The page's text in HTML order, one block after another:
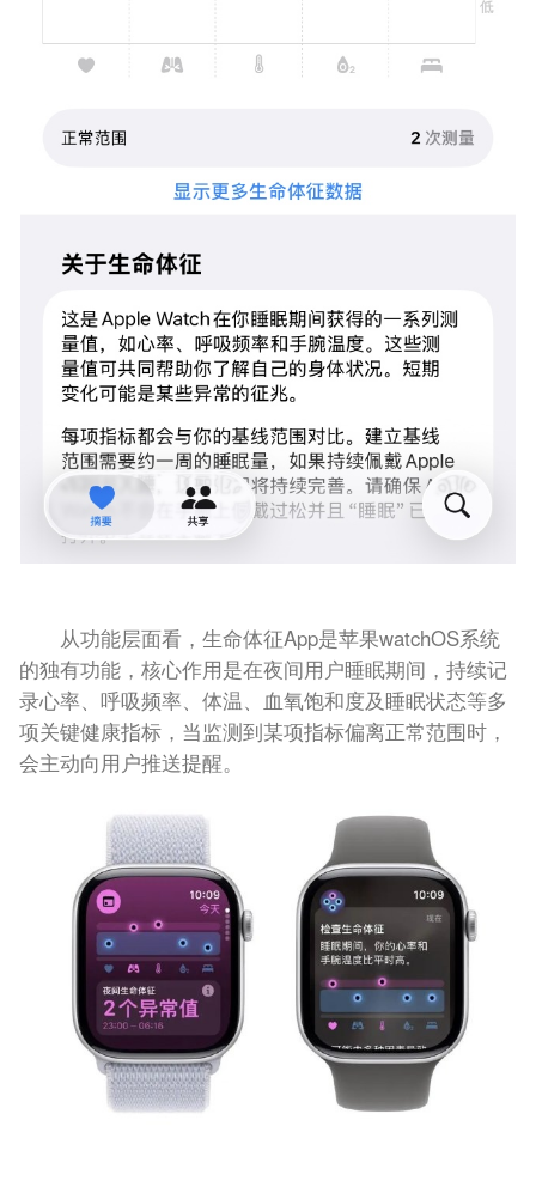
从功能层面看，生命体征App是苹果watchOS系统
的独有功能，核心作用是在夜间用户睡眠期间，持续记
录心率、呼吸频率、体温、血氧饱和度及睡眠状态等多
项关键健康指标，当监测到某项指标偏离正常范围时，
会主动向用户推送提醒。